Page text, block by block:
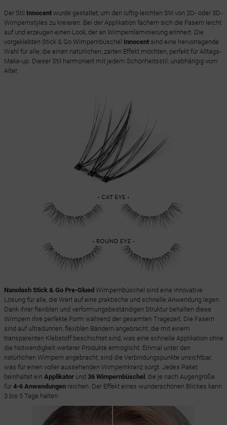
Der Stil Innocentwurde gestaltet, um den luftig-leichten Stil von 2D- oder 3D-
Wimpernstyles zu kreieren. Bei der Applikation fächern sich die Fasern leicht
auf und erzeugen einen Look, der an Wimpernlaminierung erinnert. Die
vorgeklebten Stick & Go Wimpernbüschel Innocentsind eine hervorragende
Wahl für alle, die einen natürlichen, zarten Effekt möchten, perfekt für Alltags-
Make-up. Dieser Stil harmoniert mit jedem Schönheitsstil, unabhängig vom
Alter.
Nanolash Stick & Go Pre-Glued Wimpernbüschel sind eine innovative
Lösung für alle, die Wert auf eine praktische und schnelle Anwendung legen.
Dank ihrer flexiblen und verformungsbeständigen Struktur behalten diese
Wimpern ihre perfekte Form während der gesamten Tragezeit. Die Fasern
sind auf ultradünnen, flexiblen Bändern angebracht, die mit einem
transparenten Klebstoff beschichtet sind, was eine schnelle Applikation ohne
die Notwendigkeit weiterer Produkte ermöglicht. Einmal unter den
natürlichen Wimpern angebracht, sind die Verbindungspunkte unsichtbar,
was für einen voller aussehenden Wimpernkranz sorgt. Jedes Paket
beinhaltet ein Applikatorund 36 Wimpernbüschel , die je nach Augengröße
für 4-6 Anwendungenreichen. Der Effekt eines wunderschönen Blickes kann
3 bis 5 Tage halten.